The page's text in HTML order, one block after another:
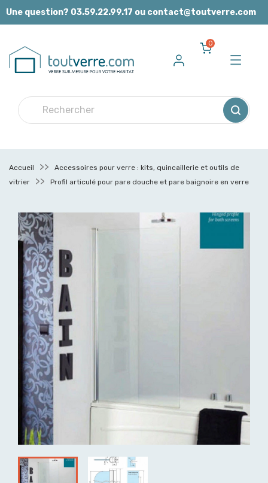
Panneau de gestion des cookies
Une question? 03.59.22.99.17 ou contact@toutverre.com
0
Accueil
Accessoires pour verre : kits, quincaillerie et outils de
vitrier
Profil articulé pour pare douche et pare baignoire en verre